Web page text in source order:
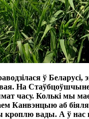
ў
На
часу. Колькі мы
аб
вады. А ў нас